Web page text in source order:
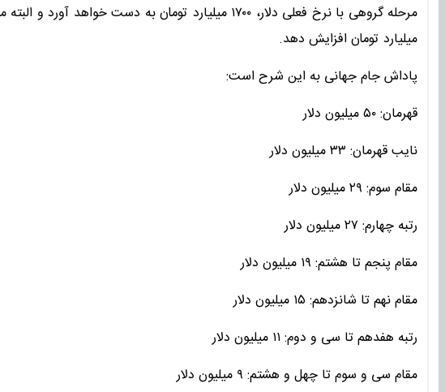
مرحله گروهی با نرخ فعلی دلار، ۱۷۰۰ میلیارد تومان به
میلیارد تومان افزایش دهد.
پاداش جام جهانی به این شرح است:
قهرمان: ۵۰ میلیون دلار
نایب قهرمان: ۳۳ میلیون دلار
مقام سوم: ۲۹ میلیون دلار
رتبه چهارم: ۲۷ میلیون دلار
مقام پنجم تا هشتم: ۱۹ میلیون دلار
مقام نهم تا شانزدهم: ۱۵ میلیون دلار
رتبه هفدهم تا سی و دوم: ۱۱ میلیون دلار
مقام سی و سوم تا چهل و هشتم: ۹ میلیون دلار